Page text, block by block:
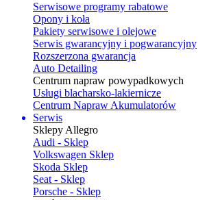
Serwisowe programy rabatowe
Opony i koła
Pakiety serwisowe i olejowe
Serwis gwarancyjny i pogwarancyjny
Rozszerzona gwarancja
Auto Detailing
Centrum napraw powypadkowych
Usługi blacharsko-lakiernicze
Centrum Napraw Akumulatorów
Serwis
Sklepy Allegro
Audi - Sklep
Volkswagen Sklep
Skoda Sklep
Seat - Sklep
Porsche - Sklep